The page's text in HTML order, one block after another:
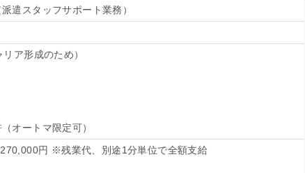
遣スタッフサポート業務）
ア形成のため）
オートマ限定可）
円 ※残業代、別途1分単位で全額⽀給